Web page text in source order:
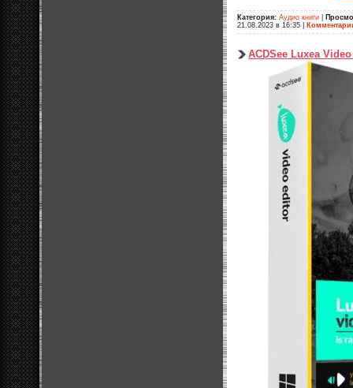
Категория: Аудио книги
21.08.2023 в 16:35
ACDSee Luxea